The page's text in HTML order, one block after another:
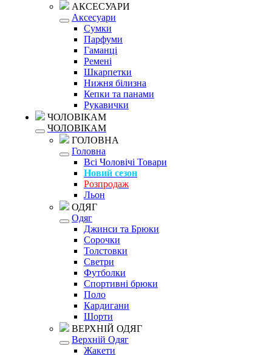
АКСЕСУАРИ
Аксесуари
Сумки
Парфуми
Гаманці
Ремені
Шкарпетки
Нижня білизна
Кепки та панами
Рукавички
ЧОЛОВІКАМ
ЧОЛОВІКАМ
ГОЛОВНА
Головна
Всі Чоловічі Товари
Новий сезон
Розпродаж
Льон
ОДЯГ
Одяг
Джинси та Брюки
Сорочки
Толстовки
Светри
Футболки
Спортивні брюки
Поло
Кардигани
Шорти
ВЕРХНІЙ ОДЯГ
Верхній Одяг
Жакети